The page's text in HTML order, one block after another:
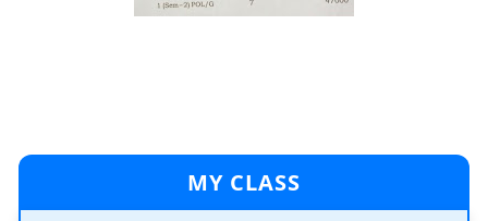
MY CLASS